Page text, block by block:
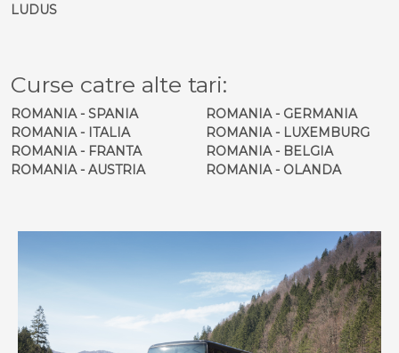
LUDUS
Curse catre alte tari:
ROMANIA - SPANIA
ROMANIA - ITALIA
ROMANIA - FRANTA
ROMANIA - AUSTRIA
ROMANIA - GERMANIA
ROMANIA - LUXEMBURG
ROMANIA - BELGIA
ROMANIA - OLANDA